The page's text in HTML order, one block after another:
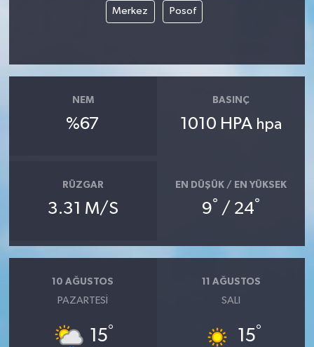
Merkez Posof
NEM
%67
BASINÇ
1010 HPA hpa
RÜZGAR
3.31 M/S
EN DÜŞÜK / EN YÜKSEK
9° / 24°
10 AĞUSTOS
PAZARTESI
15°
11 AĞUSTOS
SALI
15°